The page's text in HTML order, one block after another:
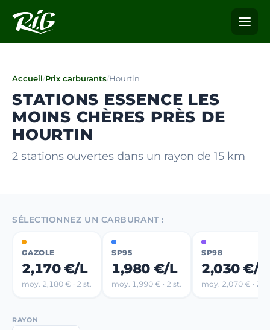
Accueil/Prix carburants/Hourtin
STATIONS ESSENCE LES
MOINS CHÈRES PRÈS DE
HOURTIN
2 stations ouvertes dans un rayon de 15 km
SÉLECTIONNEZ UN CARBURANT :
GAZOLE
2,170 €/L
moy. 2,180 € · 2 st.
SP95
1,980 €/L
moy. 1,990 € · 2 st.
SP98
2,030 €/L
moy. 2,070 € · 2
RAYON